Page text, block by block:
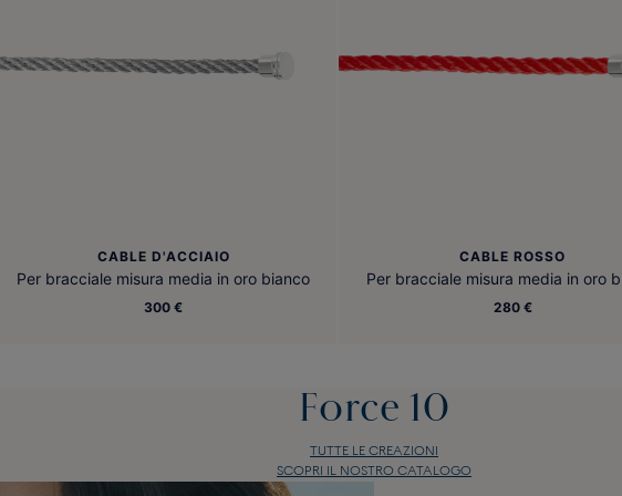
CABLE D'ACCIAIO
Per bracciale misura media in oro bianco
300 €
CABLE ROSSO
Per bracciale misura media in oro
280 €
Force 10
TUTTE LE CREAZIONI
SCOPRI IL NOSTRO CATALOGO